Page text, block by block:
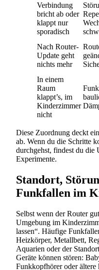
Verbindung
bricht ab oder
klappt nur
sporadisch
Nach Router-
Update geht
nichts mehr
In einem
Raum
klappt’s, im
Kinderzimmer
nicht
Diese Zuordnung deckt
ab. Wenn du die Schritte
durchgehst, findest du die
Experimente.
Standort,
Funkfallen im
Selbst wenn der Router
Umgebung im
lassen“. Häufige
Heizkörper, Metallbett,
Aquarien oder der
Geräte können stören:
Funkkopfhörer oder ältere